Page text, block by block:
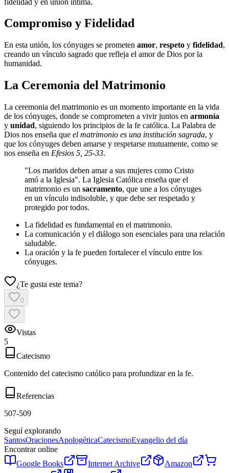
Compromiso y Fidelidad
En esta unión, los cónyuges se prometen amor, respeto y fidelidad,
creando un vínculo sagrado que refleja el amor de Dios por la
humanidad.
La Ceremonia del Matrimonio
La ceremonia del matrimonio es un momento importante en la vida
de los cónyuges, donde se comprometen a vivir juntos en armonía
y unidad, siguiendo los principios de la fe católica. La Palabra de
Dios nos enseña que el matrimonio es una institución sagrada, y
que los cónyuges deben amarse y respetarse mutuamente, como se
nos enseña en Efesios 5, 25-33.
"Los maridos deben amar a sus mujeres como Cristo
amó a la Iglesia". La Iglesia Católica enseña que el
matrimonio es un sacramento, que une a los cónyuges
en un vínculo indisoluble, y que debe ser respetado y
protegido por todos.
La fidelidad es fundamental en el matrimonio.
La comunicación y el diálogo son esenciales para una relación
saludable.
La oración y la fe pueden fortalecer el vínculo entre los
cónyuges.
¿Te gusta este tema?
0
Vistas
5
Catecismo
Contenido del catecismo católico para profundizar en la fe.
Referencias
507-509
Seguí explorando
SantosOracionesApologéticaCatecismoEvangelio del día
Encontrar online
Google Books
Internet Archive
Amazon